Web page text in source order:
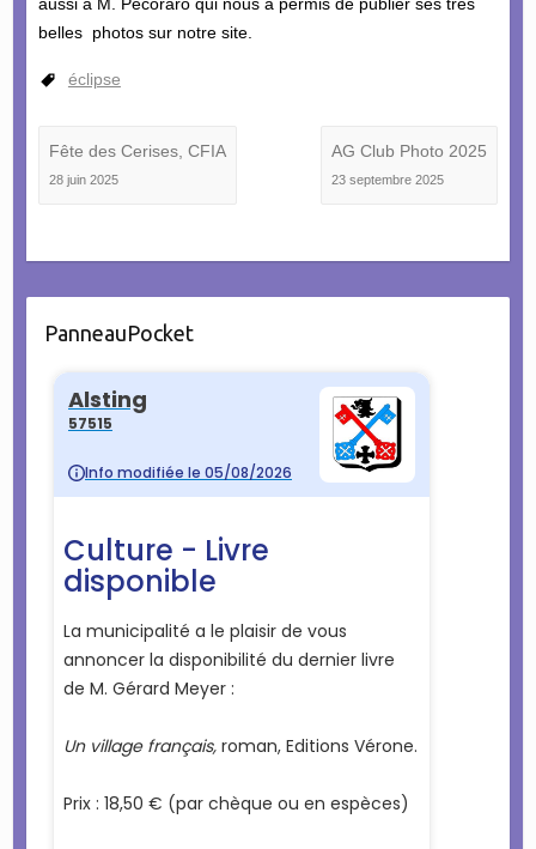
belles photos sur notre site.
éclipse
Fête des Cerises, CFIA
28 juin 2025
AG Club Photo 2025
23 septembre 2025
PanneauPocket